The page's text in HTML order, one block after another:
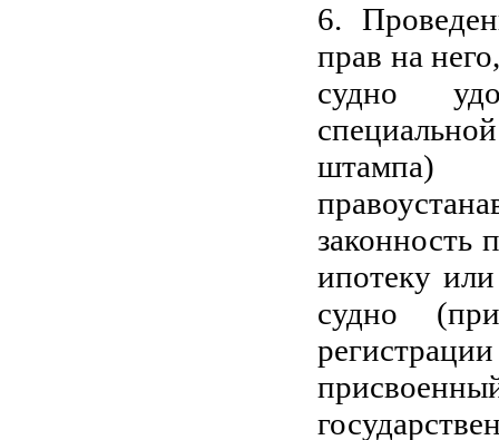
6.
прав на
судно
штампа)
законность
ипотеку
судно